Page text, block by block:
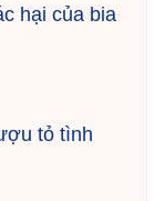
hại của bia
tỏ tình